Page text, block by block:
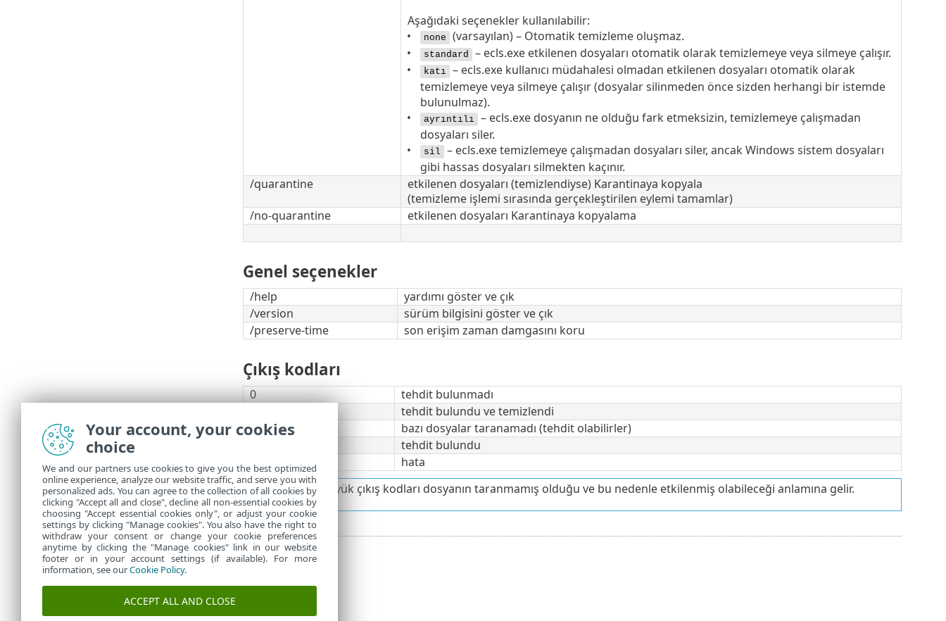
Aşağıdaki seçenekler kullanılabilir:
none (varsayılan) – Otomatik temizleme oluşmaz.
standard – ecls.exe etkilenen dosyaları otomatik olarak temizlemeye veya silmeye çalışır.
katı – ecls.exe kullanıcı müdahalesi olmadan etkilenen dosyaları otomatik olarak
temizlemeye veya silmeye çalışır (dosyalar silinmeden önce sizden herhangi bir istemde
bulunulmaz).
ayrıntılı – ecls.exe dosyanın ne olduğu fark etmeksizin, temizlemeye çalışmadan
dosyaları siler.
sil – ecls.exe temizlemeye çalışmadan dosyaları siler, ancak Windows sistem dosyaları
gibi hassas dosyaları silmekten kaçınır.
/quarantine
etkilenen dosyaları (temizlendiyse) Karantinaya kopyala
(temizleme işlemi sırasında gerçekleştirilen eylemi tamamlar)
/no-quarantine
etkilenen dosyaları Karantinaya kopyalama
Genel seçenekler
/help
yardımı göster ve çık
/version
sürüm bilgisini göster ve çık
/preserve-time
son erişim zaman damgasını koru
Çıkış kodları
0
tehdit bulunmadı
tehdit bulundu ve temizlendi
10
bazı dosyalar taranamadı (tehdit olabilirler)
tehdit bulundu
100
hata
100'Den büyük çıkış kodları dosyanın taranmamış olduğu ve bu nedenle etkilenmiş olabileceği anlamına gelir.
Your account, your cookies
choice
We and our partners use cookies to give you the best optimized
online experience, analyze our website traffic, and serve you with
personalized ads. You can agree to the collection of all cookies by
clicking "Accept all and close", decline all non-essential cookies by
choosing "Accept essential cookies only", or adjust your cookie
settings by clicking "Manage cookies". You also have the right to
withdraw your consent or change your cookie preferences
anytime by clicking the "Manage cookies" link in our website
footer or in your account settings (if available). For more
information, see ourCookie Policy.
ACCEPT ALL AND CLOSE